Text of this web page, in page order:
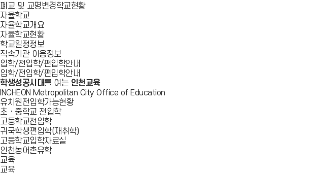
폐교 및 교명변경학교현황
자율학교
자율학교개요
자율학교현황
학교일정정보
직속기관 이용정보
입학/전입학/편입학안내
입학/전입학/편입학안내
학생성공시대를 여는 인천교육
INCHEON Metropolitan City Office of Education
유치원전입학가능현황
초ㆍ중학교 전입학
고등학교전입학
귀국학생편입학(재취학)
고등학교입학자료실
인천농어촌유학
교육
교육